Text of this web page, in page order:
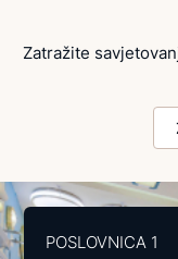
Zatražite
POSLOVNICA 1